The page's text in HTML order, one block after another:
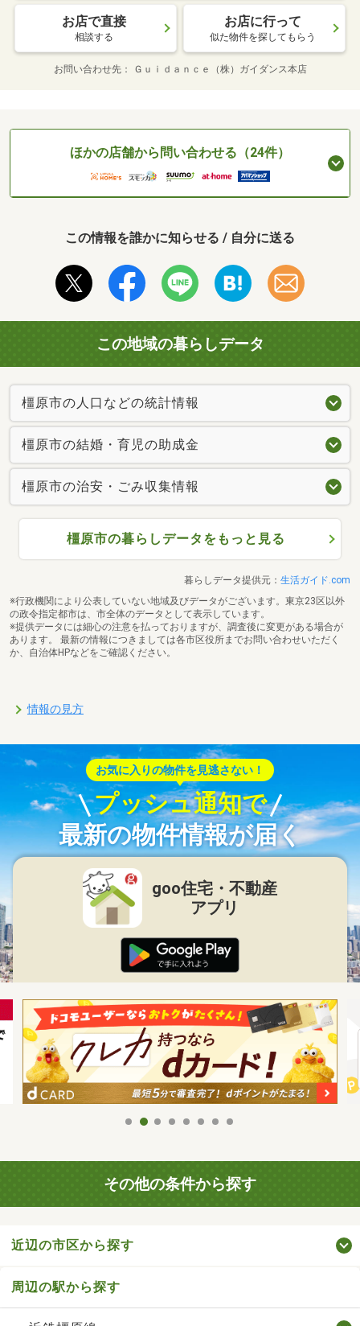
お店で直接
相談する
お店に行って
似た物件を探してもらう
お問い合わせ先 Ｇｕｉｄａｎｃｅ（株）ガイダンス本店
ほかの店舗から問い合わせる（24件）
この情報を誰かに知らせる / 自分に送る
この地域の暮らしデータ
橿原市の人口などの統計情報
橿原市の結婚・育児の助成金
橿原市の治安・ごみ収集情報
橿原市の暮らしデータをもっと見る
暮らしデータ提供元： 生活ガイド.com
※行政機関により公表していない地域及びデータがございます。東京23区以外
の政令指定都市は、市全体のデータとして表示しています。
※提供データには細心の注意を払っておりますが、調査後に変更がある場合が
あります。 最新の情報につきましては各市区役所までお問い合わせいただく
か、自治体HPなどをご確認ください。
情報の見方
お気に入りの物件を見逃さない！
プッシュ通知で
最新の物件情報が届く
goo住宅・不動産
アプリ
その他の条件から探す
近辺の市区から探す
周辺の駅から探す